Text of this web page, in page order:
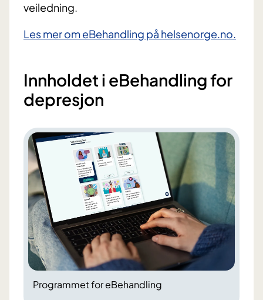
veiledning.
Les mer om eBehandling på helsenorge.no.
Innholdet i eBehandling for
depresjon
Programmet for eBehandling